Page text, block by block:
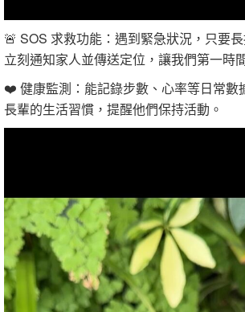
🚨 SOS 求救功能：遇到緊急狀況，只要
立刻通知家人並傳送定位，讓我們第一時
❤️ 健康監測：能記錄步數、心率等日常數
長輩的生活習慣，提醒他們保持活動。